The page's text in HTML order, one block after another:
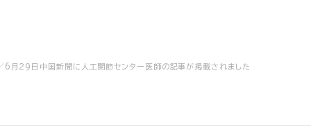
6月29日中国新聞に人工関節センター医師の記事が掲載されました